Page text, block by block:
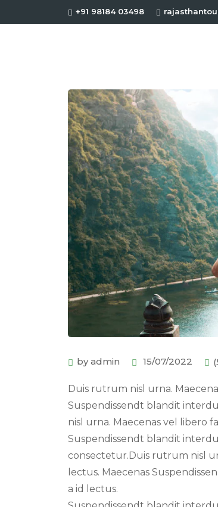
+91 98184 03498
by admin 15/07/2022
Duis rutrum nisl urna.
Suspendissendt blandit
nisl urna. Maecenas vel libero
Suspendissendt blandit
consectetur.Duis rutrum nisl
lectus. Maecenas
a id lectus.